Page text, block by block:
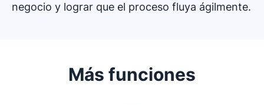
negocio y lograr que el proceso fluya ágilmente.
Más funciones